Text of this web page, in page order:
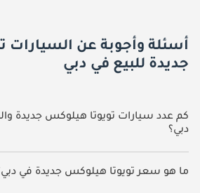
أسئلة وأجوبة عن السيارات
جديدة للبيع في دبي
كم عدد سيارات تويوتا هيلوكس جديدة
دبي؟
1,280 سيارة تويوتا هيلوكس جديدة متوفرة للبيع في دبي.
ما هو سعر تويوتا هيلوكس جديدة في